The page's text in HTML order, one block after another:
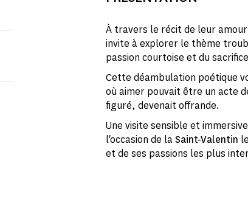
À travers le récit de leur
invite à explorer le thème
passion courtoise et du
Cette déambulation poétique
où aimer pouvait être un acte
figuré, devenait offrande.
Une visite sensible et
l'occasion de laSaint-Valentin
et de ses passions les plus